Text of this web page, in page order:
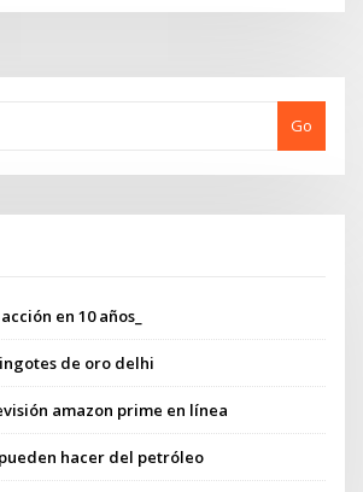
Go
en 10 años_
de oro delhi
amazon prime en línea
hacer del petróleo